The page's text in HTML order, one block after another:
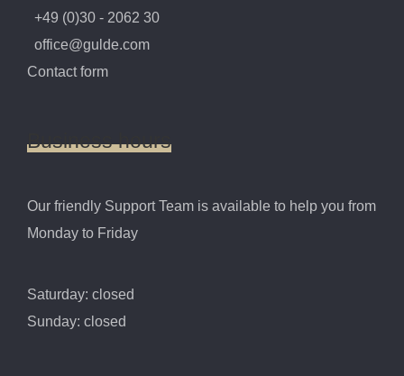
+49 (0)30 - 2062 30
office@gulde.com
Contact form
Business hours
Our friendly Support Team is available to help you from
Monday to Friday
Saturday: closed
Sunday: closed